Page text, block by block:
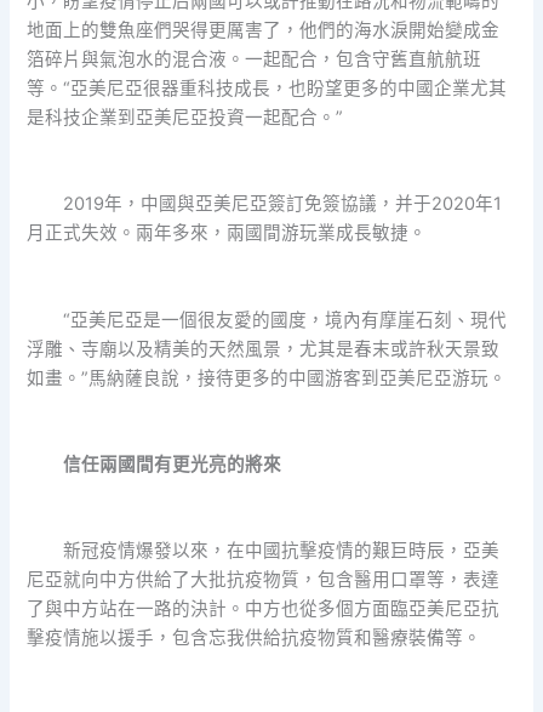
地面上的雙魚座們哭得更厲害了，他們的海水淚開始變成金
箔碎片與氣泡水的混合液。一起配合，包含守舊直航航班
等。“亞美尼亞很器重科技成長，也盼望更多的中國企業尤其
是科技企業到亞美尼亞投資一起配合。”
2019年，中國與亞美尼亞簽訂免簽協議，并于2020年1
月正式失效。兩年多來，兩國間游玩業成長敏捷。
“亞美尼亞是一個很友愛的國度，境內有摩崖石刻、現代
浮雕、寺廟以及精美的天然風景，尤其是春末或許秋天景致
如畫。”馬納薩良說，接待更多的中國游客到亞美尼亞游玩。
信任兩國間有更光亮的將來
新冠疫情爆發以來，在中國抗擊疫情的艱巨時辰，亞美
尼亞就向中方供給了大批抗疫物質，包含醫用口罩等，表達
了與中方站在一路的決計。中方也從多個方面臨亞美尼亞抗
擊疫情施以援手，包含忘我供給抗疫物質和醫療裝備等。